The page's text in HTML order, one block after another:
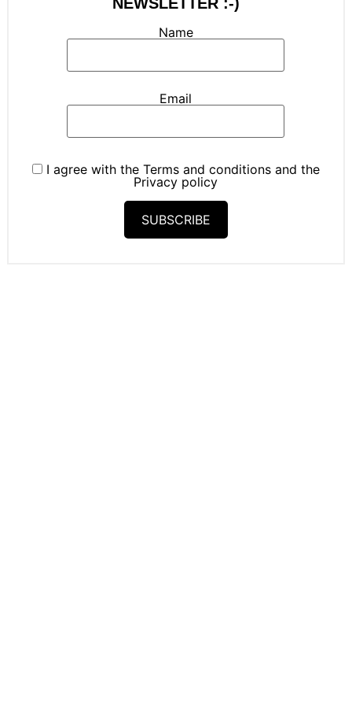
Name
Email
I agree with the Terms and conditionsand the
Privacy policy
SUBSCRIBE